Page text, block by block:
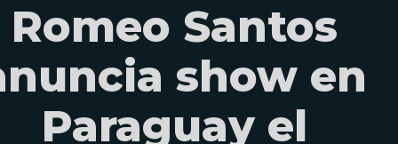
Romeo Santos
show en
Paraguay el